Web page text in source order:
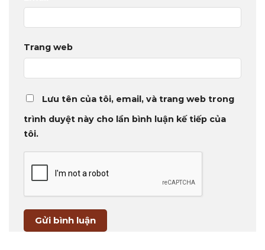
Trang web
Lưu tên của tôi, email, và trang web trong
trình duyệt này cho lần bình luận kế tiếp của
tôi.